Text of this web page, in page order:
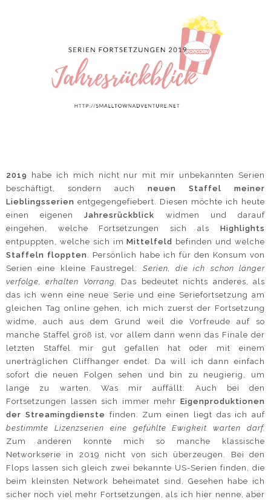
2019
habe ich mich nicht nur mit mir unbekannten Serien
beschäftigt, sondern auch neuen Staffel meiner
Lieblingsserien entgegengefiebert. Diesen möchte ich heute
einen eigenenJahresrückblick widmen und darauf
eingehen, welche Fortsetzungen sich als Highlights
entpuppten, welche sich imMittelfeld befinden und welche
Staffeln floppten . Persönlich habe ich für den Konsum von
Serien eine kleine Faustregel: Serien, die ich schon länger
verfolge, erhalten Vorrang. Das bedeutet nichts anderes, als
das ich wenn eine neue Serie und eine Seriefortsetzung am
gleichen Tag online gehen, ich mich zuerst der Fortsetzung
widme, auch aus dem Grund weil die Vorfreude auf so
manche Staffel groß ist, vor allem dann wenn das Finale der
letzten Staffel mir gut gefallen hat oder mit einem
unerträglichen Cliffhanger endet. Da will ich dann einfach
sofort die neuen Folgen sehen und bin zu neugierig, um
lange zu warten. Was mir auffällt: Auch bei den
Fortsetzungen lassen sich immer mehr Eigenproduktionen
der Streamingdienste finden. Zum einen liegt das ich auf
bestimmte Lizenzserien eine gefühlte Ewigkeit warten darf.
Zum anderen konnte mich so manche klassische
Networkserie in 2019 nicht von sich überzeugen. Bei den
Flops lassen sich gleich zwei bekannte US-Serien finden, die
beim kleinsten Network beheimatet sind. Gesehen habe ich
sicher noch viel mehr Fortsetzungen, als ich hier nenne, aber